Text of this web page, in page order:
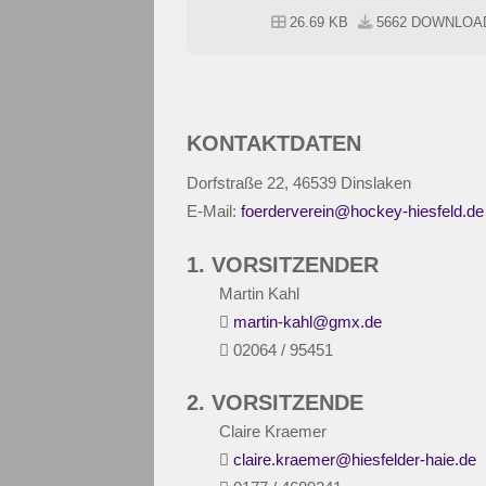
26.69 KB 5662
KONTAKTDATEN
Dorfstraße 22, 46539 Dinslaken
E-Mail: foerderverein@hockey-hiesfeld.de
1. VORSITZENDER
Martin Kahl
martin-kahl@gmx.de
02064 / 95451
2. VORSITZENDE
Claire Kraemer
claire.kraemer@hiesfelder-haie.de